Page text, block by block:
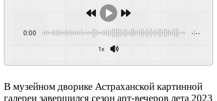
0:00 -:--
1x
В музейном дворике Астраханской картинной
галереи завершился сезон арт-вечеров лета 2023